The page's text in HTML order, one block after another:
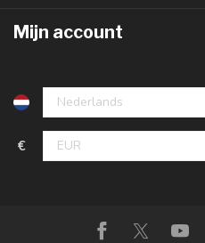
Mijn account
€